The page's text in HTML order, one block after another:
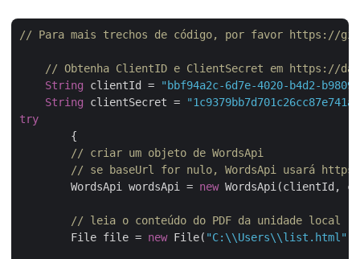
// Para mais trechos de código, por favor https://
// Obtenha ClientID e ClientSecret em https://
String clientId =
"bbf94a2c-6d7e-4020-b4d2-
String clientSecret =
try
// criar um objeto de WordsApi
// se baseUrl for nulo, WordsApi usará
        WordsApi wordsApi =
new WordsApi(clientId,
// leia o conteúdo do PDF da unidade local
        File file =
new File( "C:\\Users\\list.html"